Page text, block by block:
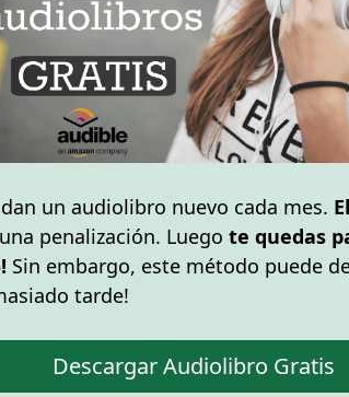
un audiolibro nuevo cada mes.
penalización. Luego te quedas
Sin embargo, este método puede
tarde!
Descargar Audiolibro Gratis